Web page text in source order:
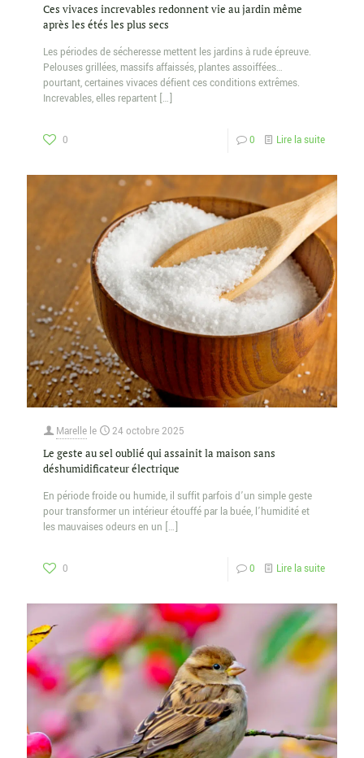
Ces vivaces increvables redonnent vie au jardin même
après les étés les plus secs
Les périodes de sécheresse mettent les jardins à rude épreuve.
Pelouses grillées, massifs affaissés, plantes assoiffées…
pourtant, certaines vivaces défient ces conditions extrêmes.
Increvables, elles repartent […]
0 0 Lire la suite
Marelle le 24 octobre 2025
Le geste au sel oublié qui assainit la maison sans
déshumidificateur électrique
En période froide ou humide, il suffit parfois d’un simple geste
pour transformer un intérieur étouffé par la buée, l’humidité et
les mauvaises odeurs en un […]
0 0 Lire la suite